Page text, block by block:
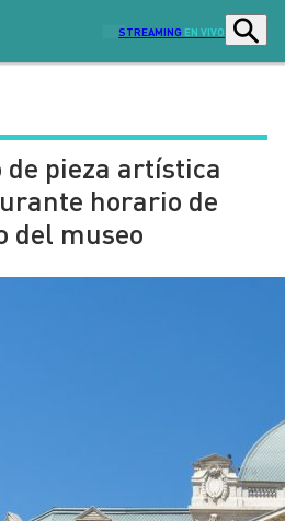
STREAMING EN VIVO
Programas
Actualidad
de pieza artística
horario de
del museo